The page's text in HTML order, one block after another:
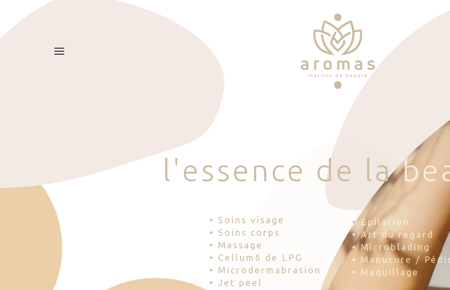
l 'esse nce d e la be
• Soins visage
• Soins corps
• Massage
• Cellum6 de LPG
• Microdermabrasion
• Jet peel
• Épilation
• Art du regard
• Microblading
• Manucure /
• Maquillage